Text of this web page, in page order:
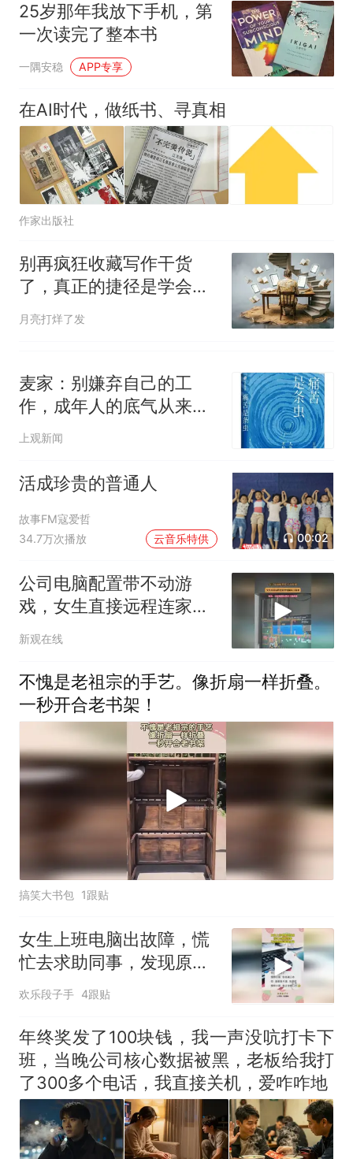
眼了……
十多万人报名的考试，成绩全
部作废，公平么？
空调24小时开着反而更省电？
电力部门回应
佛山一中学招聘物理教师，笔
试前13名均遭淘汰？教育局：
已叫停招聘，成立调查组全面
核查
“不建议大家买深色蛋糕”上热
搜，网友：天塌了！
热 那个在床头放菜刀的女孩，
因老师一句“跟我回家”改写了
25岁那年我放下手机，第
一次读完了整本书
一隅安稳 APP专享
在AI时代，做纸书、寻真相
作家出版社
别再疯狂收藏写作干货
了，真正的捷径是学会阅
读它们
月亮打烊了发
麦家：别嫌弃自己的工
作，成年人的底气从来不
是面子，是支付成功！
上观新闻
活成珍贵的普通人
故事FM寇爱哲
34.7万次播放
云音乐特供 00:02
公司电脑配置带不动游
戏，女生直接远程连家里
电脑玩了起来
新观在线
不愧是老祖宗的手艺。像折扇一样折叠。
一秒开合老书架！
搞笑大书包 1跟贴
女生上班电脑出故障，慌
忙去求助同事，发现原因
后瞬间红温！
欢乐段子手 4跟贴
年终奖发了100块钱，我一声没吭打卡下
班，当晚公司核心数据被黑，老板给我打
了300多个电话，我直接关机，爱咋咋地